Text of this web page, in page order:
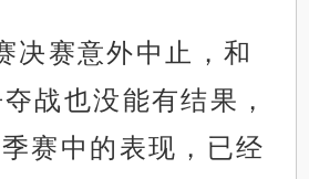
决赛意外中止，和
战也没能有结果，
赛中的表现，已经